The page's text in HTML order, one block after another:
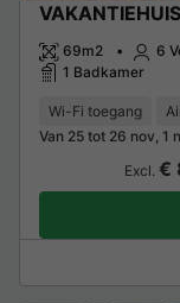
69m2 6
1 Badkamer
Wi-Fi toegang
Van 25 tot 26 nov, 1
Excl. €